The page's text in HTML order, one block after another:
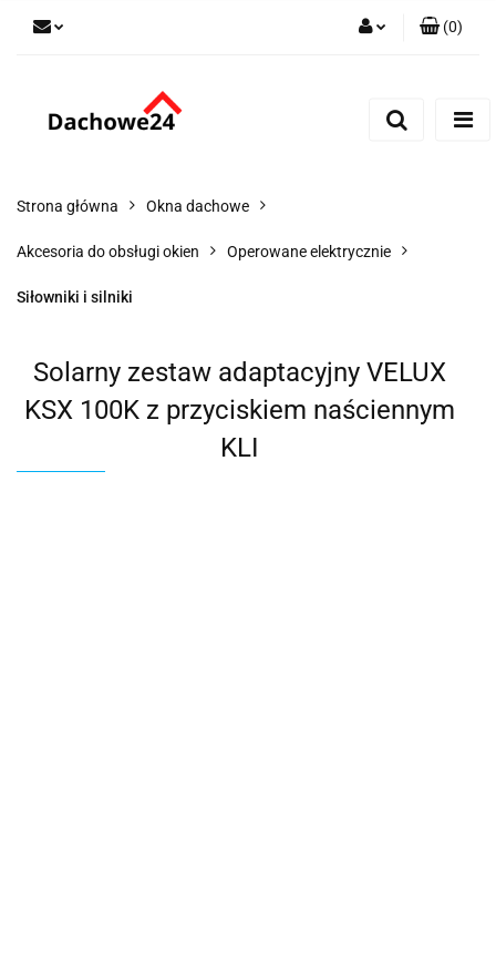
(0)
Strona główna Okna dachowe
Akcesoria do obsługi okien Operowane elektrycznie
Siłowniki i silniki
Solarny zestaw adaptacyjny VELUX
KSX 100K z przyciskiem naściennym
KLI